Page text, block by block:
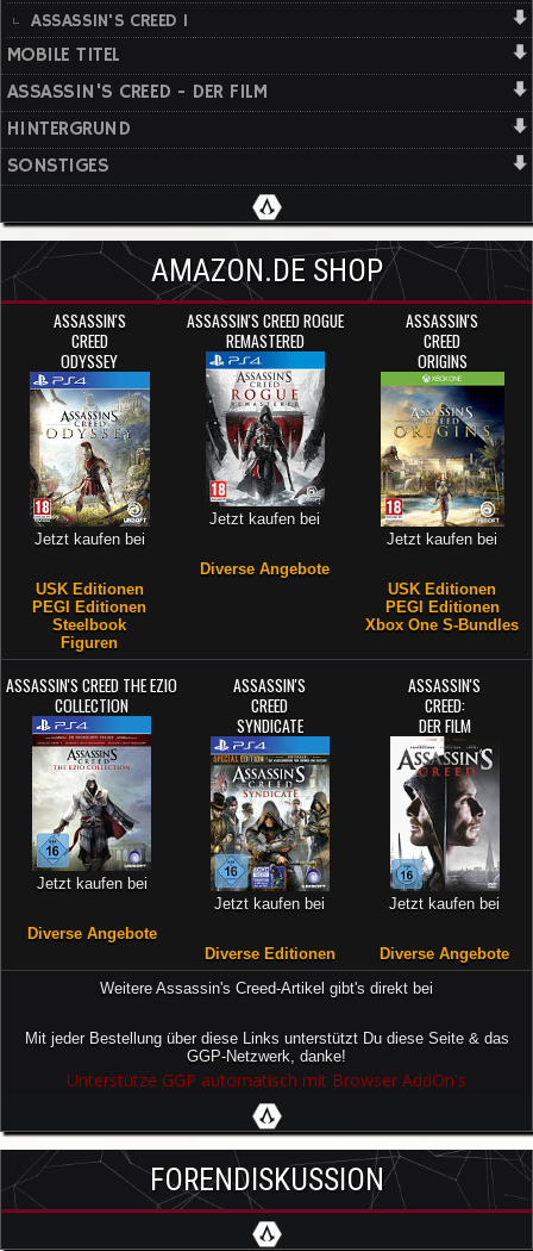
ASSASSIN'S CREED 1
MOBILE TITEL
ASSASSIN'S CREED - DER FILM
HINTERGRUND
SONSTIGES
AMAZON.DE SHOP
ASSASSIN'S
CREED
ODYSSEY
Jetzt kaufen bei
USK Editionen
PEGI Editionen
Steelbook
Figuren
ASSASSIN'S CREED ROGUE
REMASTERED
Jetzt kaufen bei
Diverse Angebote
ASSASSIN'S
CREED
ORIGINS
Jetzt kaufen bei
USK Editionen
PEGI Editionen
Xbox One S-Bundles
ASSASSIN'S CREED THE EZIO
COLLECTION
Jetzt kaufen bei
Diverse Angebote
ASSASSIN'S
CREED
SYNDICATE
Jetzt kaufen bei
Diverse Editionen
ASSASSIN'S
CREED:
DER FILM
Jetzt kaufen bei
Diverse Angebote
Weitere Assassin's Creed-Artikel gibt's direkt bei
Mit jeder Bestellung über diese Links unterstützt Du diese Seite & das
GGP-Netzwerk, danke!
Unterstütze GGP automatisch mit Browser AddOn's
FORENDISKUSSION